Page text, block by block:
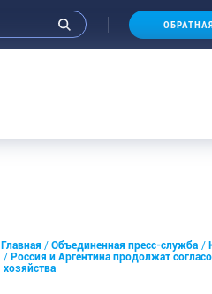
Главная Объединенная пресс-служба
Россия и Аргентина продолжат
хозяйства